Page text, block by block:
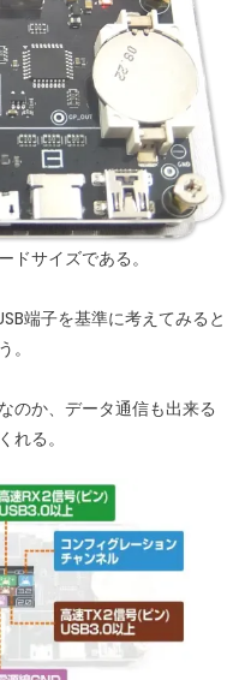
ドサイズである。
端子を基準に考えてみると
。
のか、データ通信も出来る
れる。